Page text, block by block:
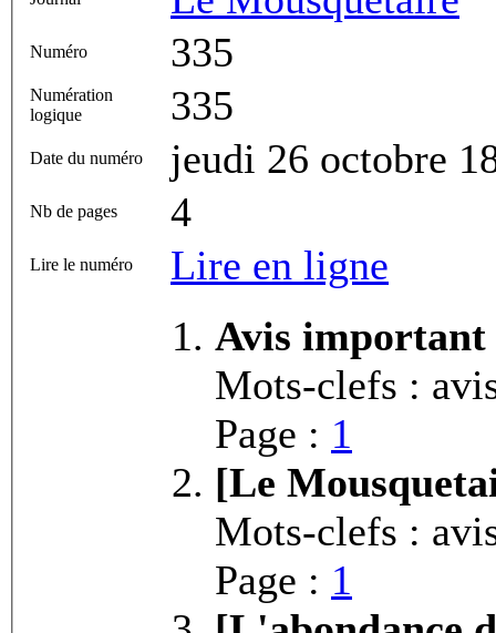
Numéro 335
Numération
logique
335
Date du numéro jeudi 26 octobre
Nb de pages 4
Lire le numéro Lire en ligne
Avis important
Mots-clefs :
Page : 1
[Le
Mots-clefs :
Page : 1